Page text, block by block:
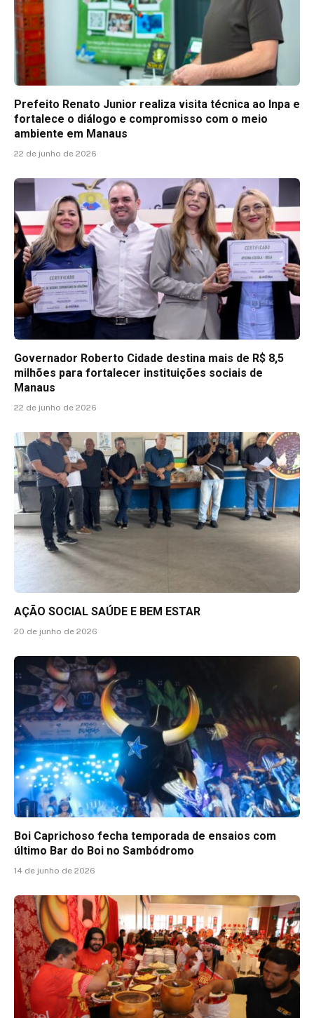
Prefeito Renato Junior realiza visita técnica ao Inpa e
fortalece o diálogo e compromisso com o meio
ambiente em Manaus
22 de junho de 2026
Governador Roberto Cidade destina mais de R$ 8,5
milhões para fortalecer instituições sociais de
Manaus
22 de junho de 2026
AÇÃO SOCIAL SAÚDE E BEM ESTAR
20 de junho de 2026
Boi Caprichoso fecha temporada de ensaios com
último Bar do Boi no Sambódromo
14 de junho de 2026